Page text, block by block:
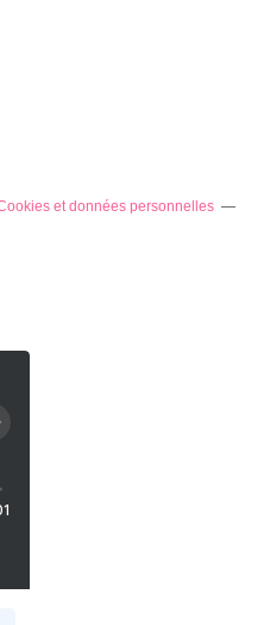
et données personnelles